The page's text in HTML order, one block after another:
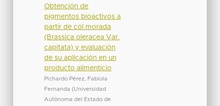
Obtención de
pigmentos bioactivos a
partir de col morada
(Brassica oleracea Var.
capitata) y evaluación
de su aplicación en un
producto alimenticio
Pichardo Pérez, Fabiola
Fernanda (Universidad
Autónoma del Estado de